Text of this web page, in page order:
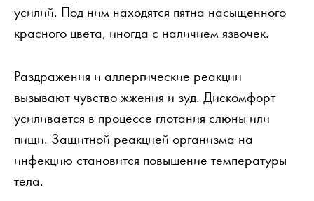
усилий. Под ним находятся пятна насыщенного
красного цвета, иногда с наличием язвочек.
Раздражения и аллергические реакции
вызывают чувство жжения и зуд. Дискомфорт
усиливается в процессе глотания слюны или
пищи. Защитной реакцией организма на
инфекцию становится повышение температуры
тела.